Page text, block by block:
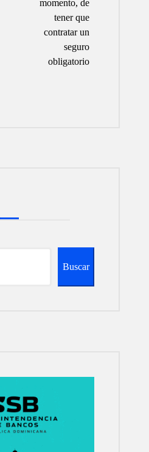
momento, de
tener que
contratar un
seguro
obligatorio
Buscar